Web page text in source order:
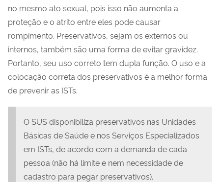
no mesmo ato sexual, pois isso não aumenta a
proteção e o atrito entre eles pode causar
rompimento. Preservativos, sejam os externos ou
internos, também são uma forma de evitar gravidez.
Portanto, seu uso correto tem dupla função. O uso e a
colocação correta dos preservativos é a melhor forma
de prevenir as ISTs.
O SUS disponibiliza preservativos nas Unidades
Básicas de Saúde e nos Serviços Especializados
em ISTs, de acordo com a demanda de cada
pessoa (não há limite e nem necessidade de
cadastro para pegar preservativos).